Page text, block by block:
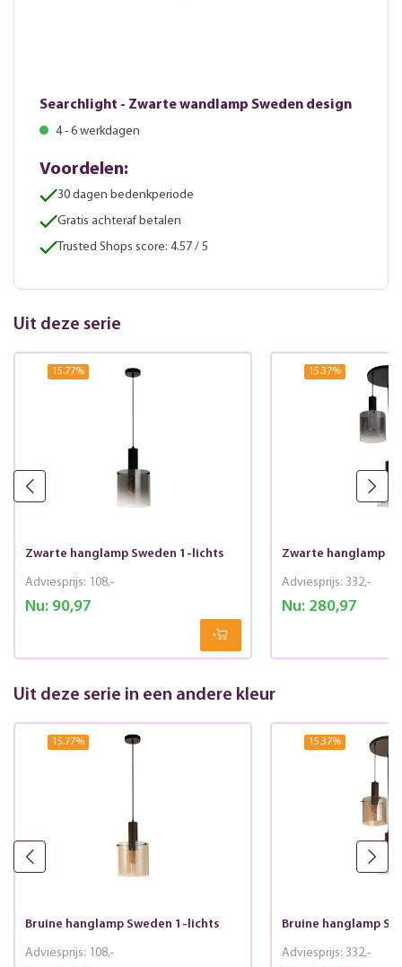
Searchlight - Zwarte wandlamp Sweden design
4 - 6 werkdagen
Voordelen:
30 dagen bedenkperiode
Gratis achteraf betalen
Trusted Shops score: 4.57 / 5
Uit deze serie
15.77%
Zwarte hanglamp Sweden 1-lichts
Nu:90,97
Adviesprijs: 108,-
15.37%
Zwarte hanglamp
Nu:280,97
Adviesprijs: 332,-
Uit deze serie in een andere kleur
15.77%
Bruine hanglamp Sweden 1-lichts
Adviesprijs: 108,-
15.37%
Bruine hanglamp
Adviesprijs: 332,-